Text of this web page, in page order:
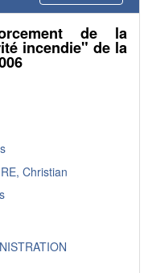
de la
incendie" de la
Christian